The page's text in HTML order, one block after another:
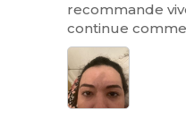
recommande
continue